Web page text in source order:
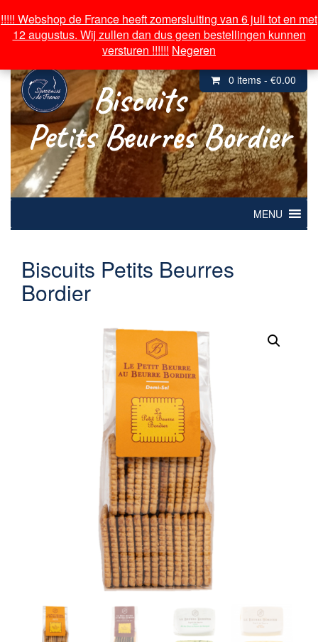
Over souvenirs de France
Inloggen/ Mijn Account
0 items - €0.00
Biscuits
Petits Beurres Bordier
MENU
Biscuits Petits Beurres
Bordier
!!!!! Webshop de France heeft zomersluiting van 6 juli tot en met
12 augustus. Wij zullen dan dus geen bestellingen kunnen
versturen !!!!!! Negeren
!!!!! Webshop de France heeft zomersluiting van 6 juli tot en met
12 augustus. Wij zullen dan dus geen bestellingen kunnen
versturen !!!!!! Negeren